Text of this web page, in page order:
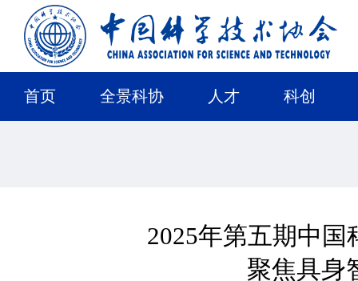
首页 全景科协 人才 科创
2025年第五期中国
聚焦具身